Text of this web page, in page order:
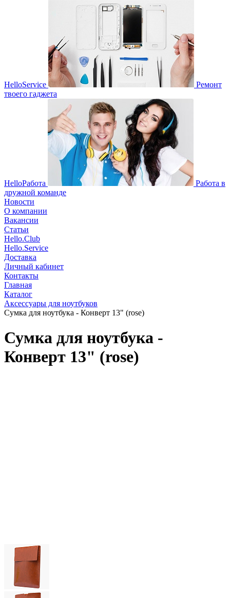
HelloService
Ремонт
твоего гаджета
HelloРабота
Работа в
дружной команде
Новости
О компании
Вакансии
Статьи
Hello.Club
Hello.Service
Доставка
Личный кабинет
Контакты
Главная
Каталог
Аксессуары для ноутбуков
Сумка для ноутбука - Конверт 13" (rose)
Сумка для ноутбука -
Конверт 13" (rose)